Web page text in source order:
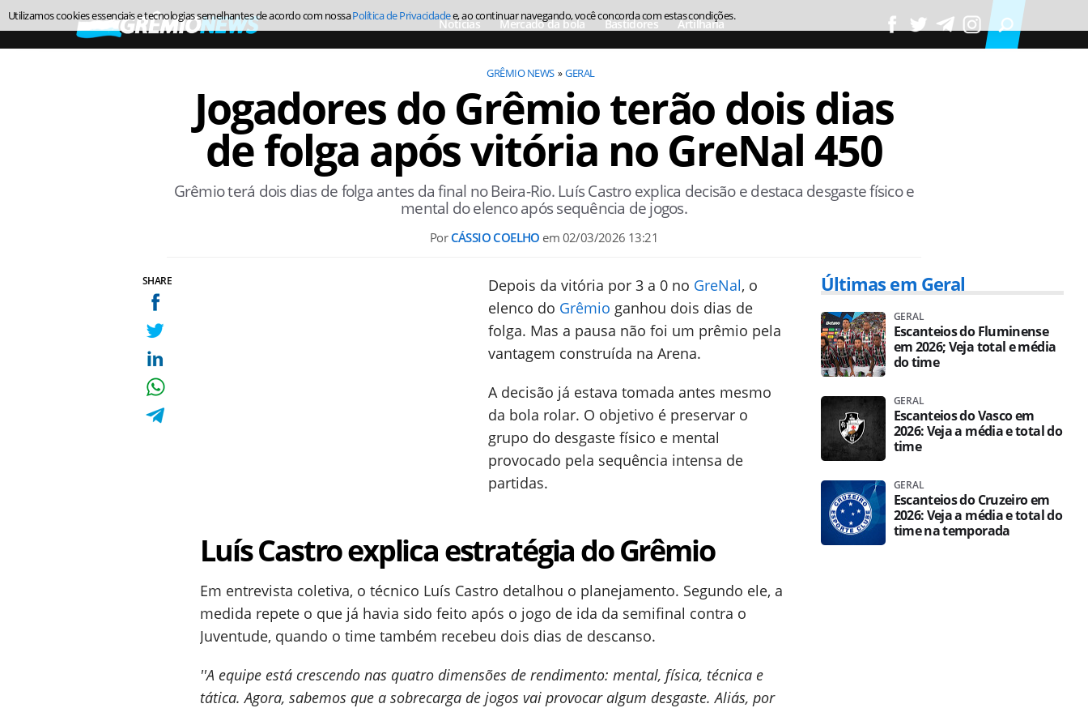
Notícias Mercado da bola Bastidores Artilharia
GRÊMIO NEWS GERAL
Jogadores do Grêmio terão dois dias
de folga após vitória no GreNal 450
Grêmio terá dois dias de folga antes da final no Beira-Rio. Luís Castro explica decisão e destaca desgaste físico e
mental do elenco após sequência de jogos.
Por CÁSSIO COELHO em 02/03/2026 13:21
SHARE Depois da vitória por 3 a 0 no GreNal, o
elenco do Grêmio ganhou dois dias de
folga. Mas a pausa não foi um prêmio pela
vantagem construída na Arena.
A decisão já estava tomada antes mesmo
da bola rolar. O objetivo é preservar o
grupo do desgaste físico e mental
provocado pela sequência intensa de
partidas.
Luís Castro explica estratégia do Grêmio
Em entrevista coletiva, o técnico Luís Castro detalhou o planejamento. Segundo ele, a
medida repete o que já havia sido feito após o jogo de ida da semifinal contra o
Juventude, quando o time também recebeu dois dias de descanso.
''A equipe está crescendo nas quatro dimensões de rendimento: mental, física, técnica e
tática. Agora, sabemos que a sobrecarga de jogos vai provocar algum desgaste. Aliás, por
Últimas em Geral
GERAL
Escanteios do Fluminense
em 2026; Veja total e média
do time
GERAL
Escanteios do Vasco em
2026: Veja a média e total do
time
GERAL
Escanteios do Cruzeiro em
2026: Veja a média e total do
time na temporada
Utilizamos cookies essenciais e tecnologias semelhantes de acordo com nossaPolítica de Privacidadee, ao continuar navegando, você concorda com estas condições.